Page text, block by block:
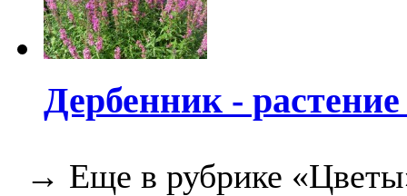
Дербенник - растение
→ Еще в рубрике